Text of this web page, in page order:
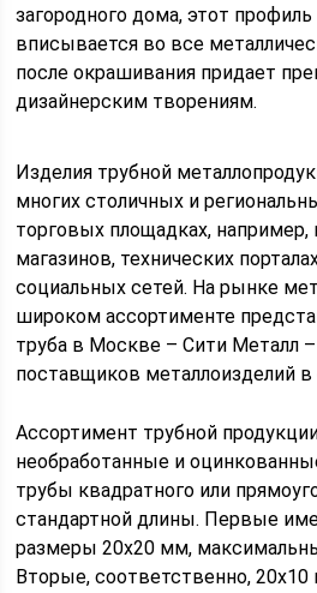
загородного дома, этот
вписывается во все
после окрашивания придает
дизайнерским творениям.
Изделия трубной
многих столичных и
торговых площадках, например,
магазинов, технических
социальных сетей. На рынке
широком ассортименте
труба в Москве – Сити Металл
поставщиков металлоизделий в
Ассортимент трубной
необработанные и
трубы квадратного или
стандартной длины. Первые
размеры 20х20 мм,
Вторые, соответственно,